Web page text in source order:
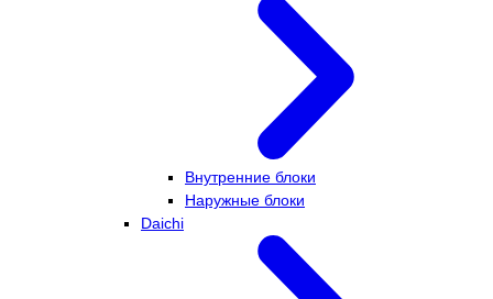
Внутренние блоки
Наружные блоки
Daichi